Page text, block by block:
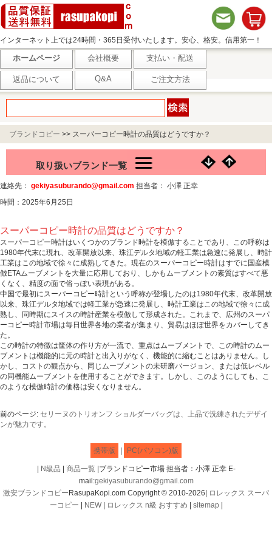
インターネット上では24時間・365日受付いたします。安心、格安。信用第一！
ホームページ 会社概要 支払い・配送
返品について Q&A ご注文方法
ブランドコピー >> スーパーコピー時計の品質はどうですか？
取り扱いブランド一覧
連絡先： gekiyasuburando@gmail.com 担当者： 小澤 正幸
時間：2025年6月25日
スーパーコピー時計の品質はどうですか？
スーパーコピー時計はいくつかのブランド時計を模倣することであり、この呼称は
1980年代末に現れ、改革開放以来、珠江デルタ地域の軽工業は急速に発展し、時計
工業はこの地域で徐々に成熟してきた。現在のスーパーコピー時計はすでに国産模
倣ETAムーブメントを大量に応用しており、しかもムーブメントの素質はすべて悪
くなく、精度の面で俗っぽい表現がある。
中国で最初にスーパーコピー時計という呼称が登場したのは1980年代末、改革開放
以来、珠江デルタ地域では軽工業が急速に発展し、時計工業はこの地域で徐々に成
熟し、同時期にスイスの時計産業を模倣して形成された。これまで、広州のスーパ
ーコピー時計市場は毎日世界各地の業者が集まり、貿易はほぼ世界をカバーしてき
た。
この時計の特徴は筐体の作り方が一流で、重点はムーブメントで、この時計のムー
ブメントは機能的に元の時計と出入りがなく、機能的に縮むことはありません。し
かし、コストの観点から、同じムーブメントの未研磨バージョン、または低レベル
の同機能ムーブメントを使用することができます。しかし、このようにしても、こ
のような模倣時計の価格は安くなりません。
前のページ: セリーヌのトリオンフ ショルダーバッグは、上品で洗練されたデザイ
ンが魅力です。
携帯版 PC(パソコン)版
N級品 商品一覧|ブランドコピー市場 担当者：小澤 正幸 E-
mail:gekiyasuburando@gmail.com
激安ブランドコピー RasupaKopi.com Copyright © 2010-2026|
ロレックス スーパ
ーコピー
NEW| ロレックス n級 おすすめ sitemap